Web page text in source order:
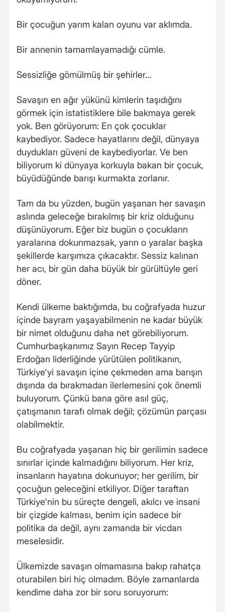
Bir çocuğun yarım kalan oyunu var aklımda.
Bir annenin tamamlayamadığı cümle.
Sessizliğe gömülmüş bir şehirler…
Savaşın en ağır yükünü kimlerin taşıdığını
görmek için istatistiklere bile bakmaya gerek
yok. Ben görüyorum: En çok çocuklar
kaybediyor. Sadece hayatlarını değil, dünyaya
duydukları güveni de kaybediyorlar. Ve ben
biliyorum ki dünyaya korkuyla bakan bir çocuk,
büyüdüğünde barışı kurmakta zorlanır.
Tam da bu yüzden, bugün yaşanan her savaşın
aslında geleceğe bırakılmış bir kriz olduğunu
düşünüyorum. Eğer biz bugün o çocukların
yaralarına dokunmazsak, yarın o yaralar başka
şekillerde karşımıza çıkacaktır. Sessiz kalınan
her acı, bir gün daha büyük bir gürültüyle geri
döner.
Kendi ülkeme baktığımda, bu coğrafyada huzur
içinde bayram yaşayabilmenin ne kadar büyük
bir nimet olduğunu daha net görebiliyorum.
Cumhurbaşkanımız Sayın Recep Tayyip
Erdoğan liderliğinde yürütülen politikanın,
Türkiye'yi savaşın içine çekmeden ama barışın
dışında da bırakmadan ilerlemesini çok önemli
buluyorum. Çünkü bana göre asıl güç,
çatışmanın tarafı olmak değil; çözümün parçası
olabilmektir.
Bu coğrafyada yaşanan hiç bir gerilimin sadece
sınırlar içinde kalmadığını biliyorum. Her kriz,
insanların hayatına dokunuyor; her gerilim, bir
çocuğun geleceğini etkiliyor. Diğer taraftan
Türkiye'nin bu süreçte dengeli, akılcı ve insani
bir çizgide kalması, benim için sadece bir
politika da değil, aynı zamanda bir vicdan
meselesidir.
Ülkemizde savaşın olmamasına bakıp rahatça
oturabilen biri hiç olmadım. Böyle zamanlarda
kendime daha zor bir soru soruyorum: